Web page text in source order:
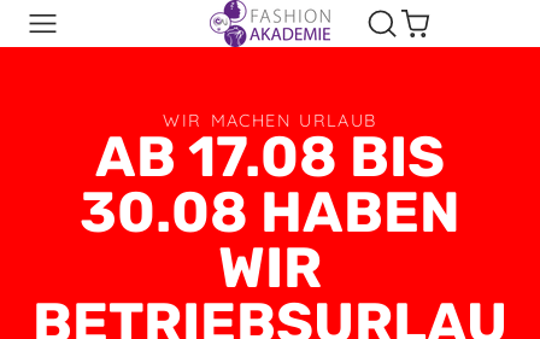
WIR MACHEN URLAUB
AB 17.08 BIS
30.08 HABEN
WIR
BETRIEBSURLAU